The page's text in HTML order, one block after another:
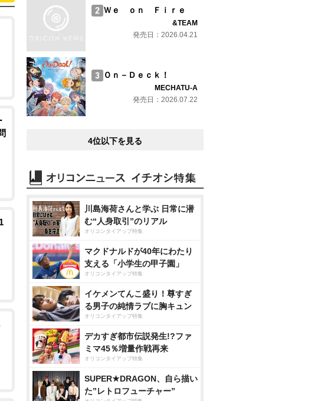
Ｗｅ ｏｎ Ｆｉｒｅ
&TEAM
発売日：2026.04.21
Ｏｎ－Ｄｅｃｋ！
MECHATU-A
発売日：2026.07.22
4位以下を見る
川島海荷さんと学ぶ 日常に潜
む“人身取引”のリアル
オリコンタイアップ特集
マクドナルドが40年にわたり
支える「小学生の甲子園」
オリコンタイアップ特集
イケメンてんこ盛り！尊すぎ
る男子の純情ラブに胸キュン
オリコンタイアップ特集
デカすぎ都市伝説発生!?ファ
ミマ45％増量作戦再来
オリコンタイアップ特集
SUPER★DRAGON、自ら描い
た”レトロフューチャー”